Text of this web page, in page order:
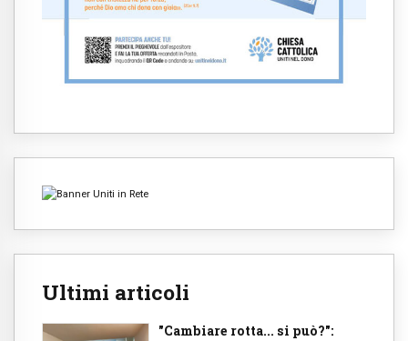
Ultimi articoli
"Cambiare rotta... si può?":